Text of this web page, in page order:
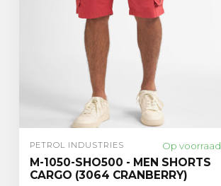
PETROL INDUSTRIES Op voorraad
M-1050-SHO500 - MEN SHORTS
CARGO (3064 CRANBERRY)